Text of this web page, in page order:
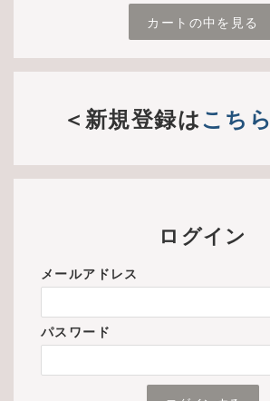
カートの中を見る
＜新規登録はこちら
ログイン
メールアドレス
パスワード